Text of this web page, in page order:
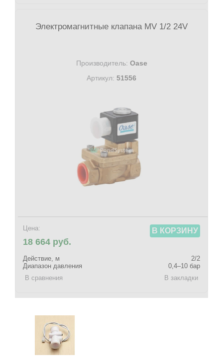
Электромагнитные клапана MV 1/2 24V
Производитель: Oase
Артикул: 51556
Цена:
18 664 руб.
В КОРЗИНУ
Действие, м
2/2
Диапазон давления
0,4–10 бар
В сравнения
В закладки